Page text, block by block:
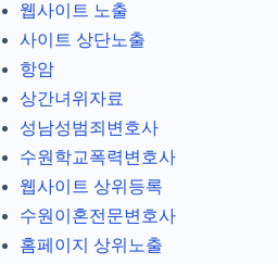
웹사이트 노출
사이트 상단노출
항암
상간녀위자료
성남성범죄변호사
수원학교폭력변호사
웹사이트 상위등록
수원이혼전문변호사
홈페이지 상위노출